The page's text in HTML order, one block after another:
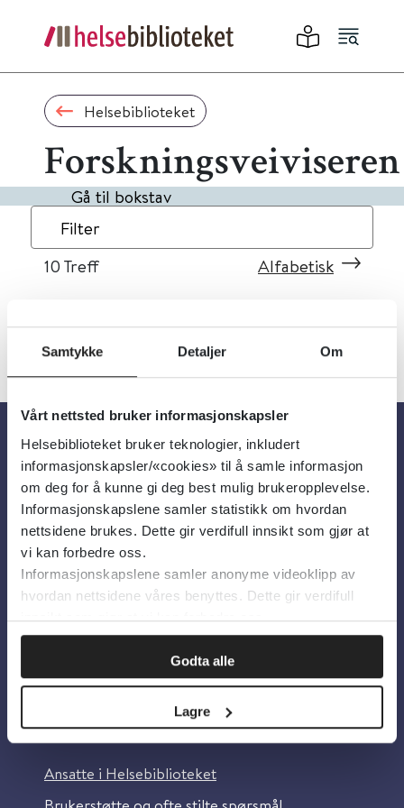
Samtykke Detaljer Om
Vårt nettsted bruker informasjonskapsler
Helsebiblioteket bruker teknologier, inkludert
informasjonskapsler/«cookies» til å samle informasjon
om deg for å kunne gi deg best mulig brukeropplevelse.
Informasjonskapslene samler statistikk om hvordan
nettsidene brukes. Dette gir verdifull innsikt som gjør at
vi kan forbedre oss.
Informasjonskapslene samler anonyme videoklipp av
hvordan nettsidene våres benyttes. Dette gir verdifull
innsikt som gjør at vi kan forbedre oss.
Godta alle
Lagre
Helsebiblioteket
Forskningsveiviseren
Gå til bokstav
Filter
10 Treff Alfabetisk
Om oss
Om Helsebiblioteket
Personvern og informasjonskapsler
Tilgjengelighetserklæring
Information in English
Ansatte i Helsebiblioteket